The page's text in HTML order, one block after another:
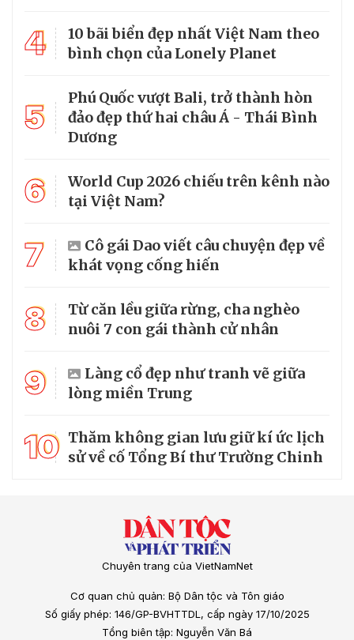
4
10 bãi biển đẹp nhất Việt Nam theo
bình chọn của Lonely Planet
5
Phú Quốc vượt Bali, trở thành hòn
đảo đẹp thứ hai châu Á - Thái Bình
Dương
6
World Cup 2026 chiếu trên kênh nào
tại Việt Nam?
7
Cô gái Dao viết câu chuyện đẹp về
khát vọng cống hiến
8
Từ căn lều giữa rừng, cha nghèo
nuôi 7 con gái thành cử nhân
9
Làng cổ đẹp như tranh vẽ giữa
lòng miền Trung
10 Thăm không gian lưu giữ kí ức lịch
sử về cố Tổng Bí thư Trường Chinh
Chuyên trang của VietNamNet
Cơ quan chủ quản: Bộ Dân tộc và Tôn giáo
Số giấy phép: 146/GP-BVHTTDL, cấp ngày 17/10/2025
Tổng biên tập: Nguyễn Văn Bá